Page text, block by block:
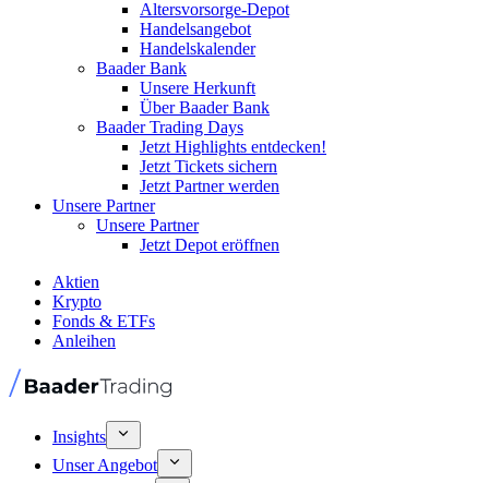
Altersvorsorge-Depot
Handelsangebot
Handelskalender
Baader Bank
Unsere Herkunft
Über Baader Bank
Baader Trading Days
Jetzt Highlights entdecken!
Jetzt Tickets sichern
Jetzt Partner werden
Unsere Partner
Unsere Partner
Jetzt Depot eröffnen
Aktien
Krypto
Fonds & ETFs
Anleihen
Insights
Unser Angebot